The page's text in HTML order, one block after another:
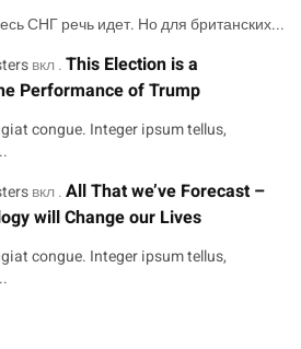
СНГ речь идет. Но для британских...
вкл .This Election is a
Performance of Trump
congue. Integer ipsum tellus,
вкл .All That we’ve Forecast –
will Change our Lives
congue. Integer ipsum tellus,